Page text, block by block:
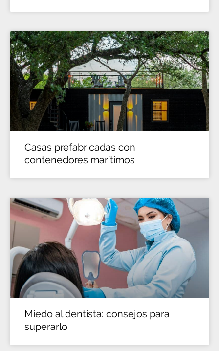
Casas prefabricadas con
contenedores marítimos
Miedo al dentista: consejos para
superarlo